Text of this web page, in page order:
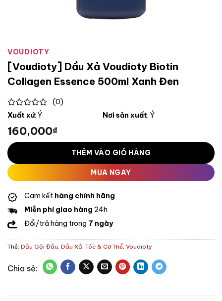
VOUDIOTY
[Voudioty] Dầu Xả Voudioty Biotin
Collagen Essence 500ml Xanh Đen
0
of
5
(0)
Xuất xứ: Ý Nơi sản xuất: Ý
160,000₫
THÊM VÀO GIỎ HÀNG
MUA NGAY
Cam kết hàng chính hãng
Miễn phí giao hàng 24h
Đổi/trả hàng trong 7 ngày
Thẻ: Dầu Gội Đầu, Dầu Xả, Tóc & Cơ Thể, Voudioty